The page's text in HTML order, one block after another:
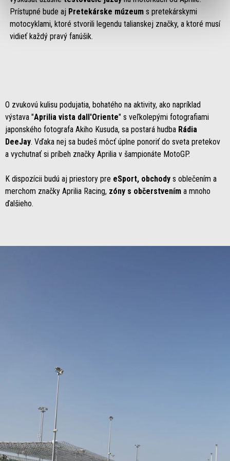
Prístupné bude aj Pretekárske múzeums pretekárskymi
motocyklami, ktoré stvorili legendu talianskej značky, a ktoré musí
vidieť každý pravý fanúšik.
O zvukovú kulisu podujatia, bohatého na aktivity, ako napríklad
výstava "Aprilia vista dall'Oriente" s veľkolepými fotografiami
japonského fotografa Akiho Kusuda, sa postará hudba Rádia
DeeJay. Vďaka nej sa budeš môcť úplne ponoriť do sveta pretekov
a vychutnať si príbeh značky Aprilia v šampionáte MotoGP.
K dispozícii budú aj priestory pre eSport, obchody s oblečením a
merchom značky Aprilia Racing, zóny s občerstvením a mnoho
ďalšieho.